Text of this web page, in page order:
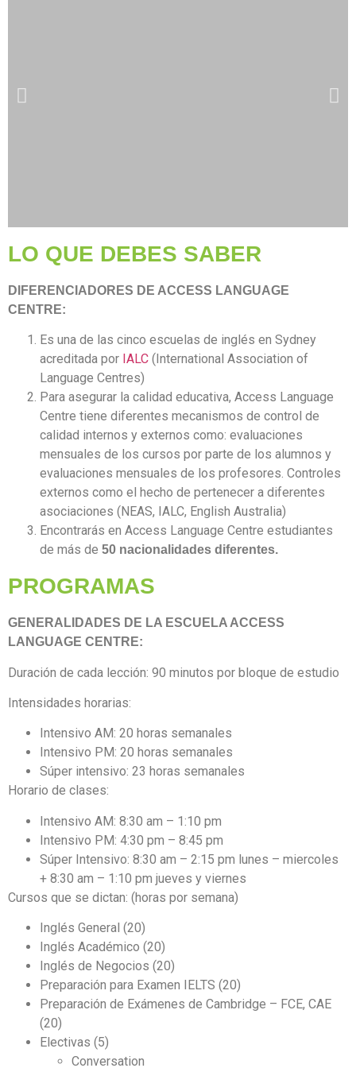
LO QUE DEBES SABER
DIFERENCIADORES DE ACCESS LANGUAGE
CENTRE:
Es una de las cinco escuelas de inglés en Sydney
acreditada por IALC (International Association of
Language Centres)
Para asegurar la calidad educativa, Access Language
Centre tiene diferentes mecanismos de control de
calidad internos y externos como: evaluaciones
mensuales de los cursos por parte de los alumnos y
evaluaciones mensuales de los profesores. Controles
externos como el hecho de pertenecer a diferentes
asociaciones (NEAS, IALC, English Australia)
Encontrarás en Access Language Centre estudiantes
de más de 50 nacionalidades diferentes.
PROGRAMAS
GENERALIDADES DE LA ESCUELA ACCESS
LANGUAGE CENTRE:
Duración de cada lección: 90 minutos por bloque de estudio
Intensidades horarias:
Intensivo AM: 20 horas semanales
Intensivo PM: 20 horas semanales
Súper intensivo: 23 horas semanales
Horario de clases:
Intensivo AM: 8:30 am – 1:10 pm
Intensivo PM: 4:30 pm – 8:45 pm
Súper Intensivo: 8:30 am – 2:15 pm lunes – miercoles
+ 8:30 am – 1:10 pm jueves y viernes
Cursos que se dictan: (horas por semana)
Inglés General (20)
Inglés Académico (20)
Inglés de Negocios (20)
Preparación para Examen IELTS (20)
Preparación de Exámenes de Cambridge – FCE, CAE
(20)
Electivas (5)
Conversation